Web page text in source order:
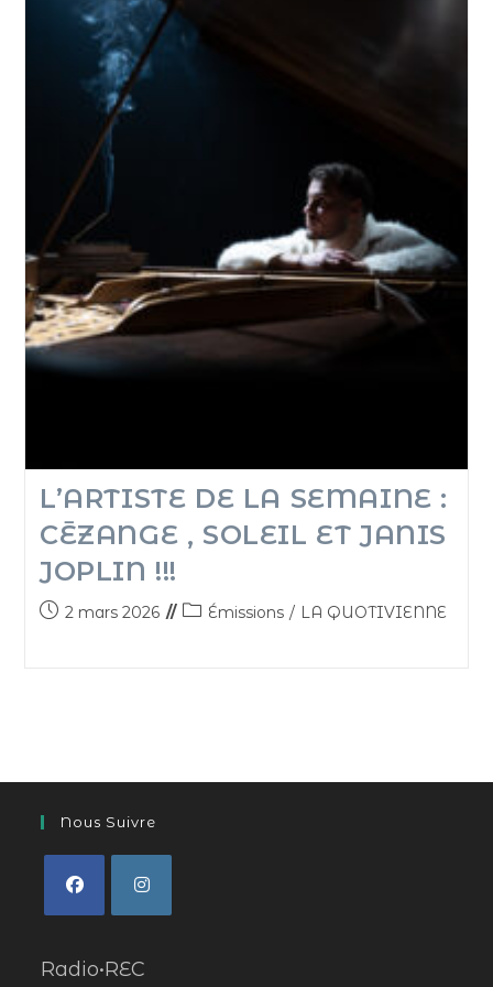
L’ARTISTE DE LA SEMAINE :
CĒZANGE , SOLEIL ET JANIS
JOPLIN !!!
2 mars 2026 Émissions / LA QUOTIVIENNE
Nous Suivre
Radio•REC